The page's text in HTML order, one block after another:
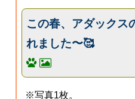
この春、アダックス
れました〜🥰
※写真1枚。